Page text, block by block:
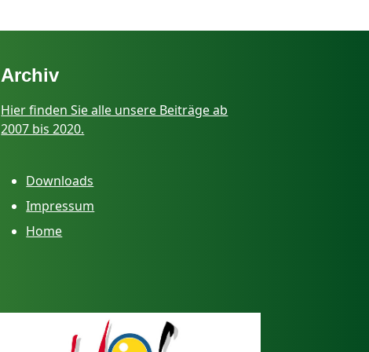
Archiv
Hier finden Sie alle unsere Beiträge ab
2007 bis 2020.
Downloads
Impressum
Home